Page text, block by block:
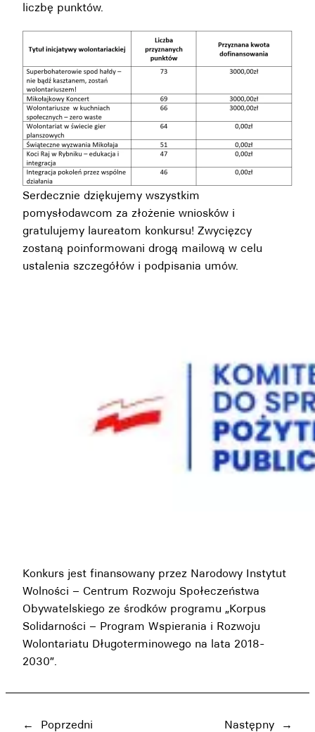
liczbę punktów.
Serdecznie dziękujemy wszystkim
pomysłodawcom za złożenie wniosków i
gratulujemy laureatom konkursu! Zwycięzcy
zostaną poinformowani drogą mailową w celu
ustalenia szczegółów i podpisania umów.
Konkurs jest finansowany przez Narodowy Instytut
Wolności – Centrum Rozwoju Społeczeństwa
Obywatelskiego ze środków programu „Korpus
Solidarności – Program Wspierania i Rozwoju
Wolontariatu Długoterminowego na lata 2018-
2030”.
← Poprzedni Następny →